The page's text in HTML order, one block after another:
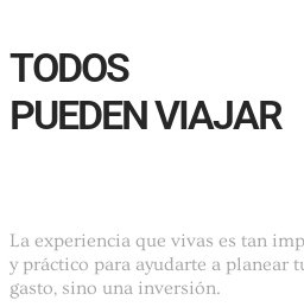
TODOS
PUEDEN VIAJAR
La experiencia que vivas es tan
y práctico para ayudarte a planear
gasto, sino una inversión.